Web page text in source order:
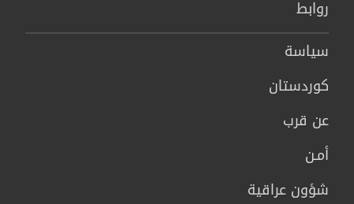
روابط
سیاسة
كوردستان
عن قرب
أمـن
شؤون عراقية